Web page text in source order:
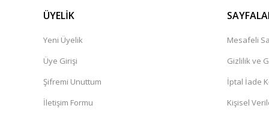
ÜYELİK
Yeni Üyelik
Üye Girişi
Şifremi Unuttum
İletişim Formu
Mesafeli
Gizlilik ve
İptal İade
Kişisel